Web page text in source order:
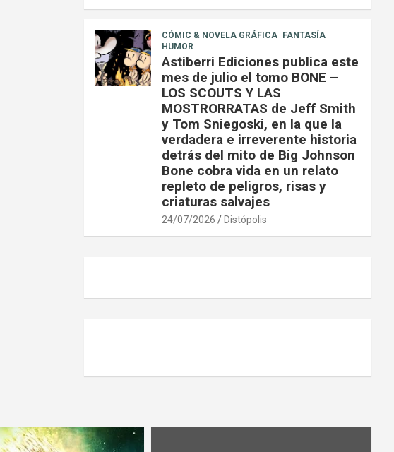
CÓMIC & NOVELA GRÁFICA
FANTASÍA
HUMOR
Astiberri Ediciones publica este
mes de julio el tomo BONE –
LOS SCOUTS Y LAS
MOSTRORRATAS de Jeff Smith
y Tom Sniegoski, en la que la
verdadera e irreverente historia
detrás del mito de Big Johnson
Bone cobra vida en un relato
repleto de peligros, risas y
criaturas salvajes
24/07/2026 Distópolis